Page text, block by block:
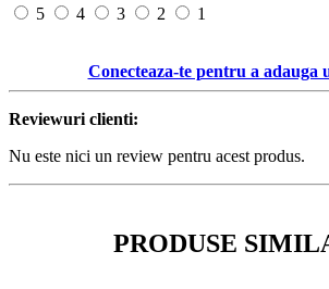
5
4 3 2 1
Conecteaza-te pentru a adauga
Reviewuri clienti:
Nu este nici un review pentru acest produs.
PRODUSE